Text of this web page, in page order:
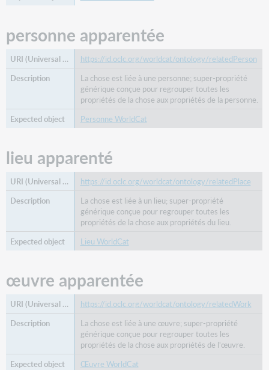
personne apparentée
https://id.oclc.org/worldcat/ontology/relatedPerson
La chose est liée à une personne; super-propriété
générique conçue pour regrouper toutes les
propriétés de la chose aux propriétés de la personne.
Personne WorldCat
lieu apparenté
https://id.oclc.org/worldcat/ontology/relatedPlace
La chose est liée à un lieu; super-propriété
générique conçue pour regrouper toutes les
propriétés de la chose aux propriétés du lieu.
Lieu WorldCat
œuvre apparentée
https://id.oclc.org/worldcat/ontology/relatedWork
La chose est liée à une œuvre; super-propriété
générique conçue pour regrouper toutes les
propriétés de la chose aux propriétés de l'œuvre.
Œuvre WorldCat